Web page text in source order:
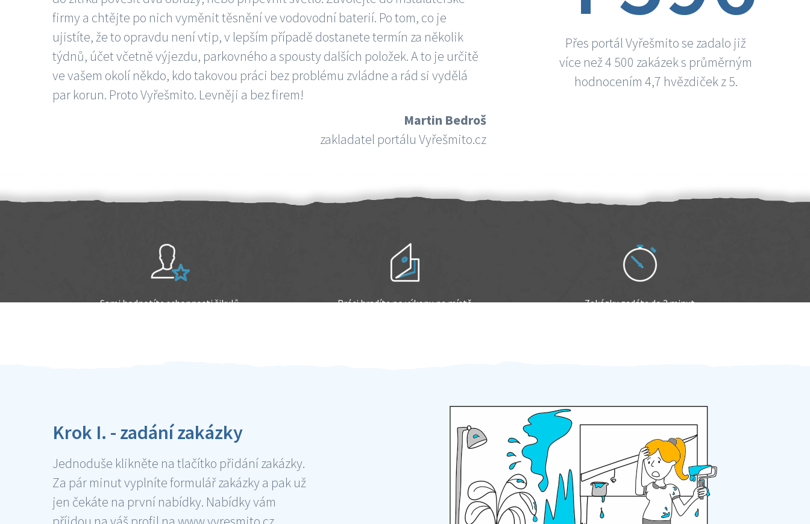
firmy a chtějte po nich vyměnit těsnění ve vodovodní baterií. Po tom, co je
ujistíte, že to opravdu není vtip, v lepším případě dostanete termín za několik
týdnů, účet včetně výjezdu, parkovného a spousty dalších položek. A to je určitě
ve vašem okolí někdo, kdo takovou práci bez problému zvládne a rád si vydělá
par korun. Proto Vyřešmito. Levněji a bez firem!
Martin Bedroš
zakladatel portálu Vyřešmito.cz
Přes portál Vyřešmito se zadalo již
více než 4 500 zakázek s průměrným
hodnocením 4,7 hvězdiček z 5.
Sami hodnotíte schopnosti šikulů Práci hradíte po výkonu na místě Zakázku zadáte do 2 minut
Krok I. - zadání zakázky
Jednoduše klikněte na tlačítko přidání zakázky.
Za pár minut vyplníte formulář zakázky a pak už
jen čekáte na první nabídky. Nabídky vám